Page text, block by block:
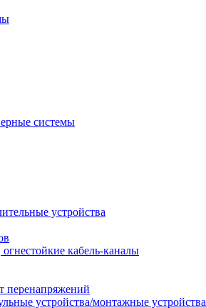
системы
устройства
кабель-каналы
перенапряжений
устройства/монтажные устройства